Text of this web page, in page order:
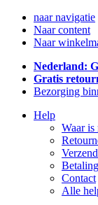
naar navigatie
Naar content
Naar
Nederland:
Gratis
Bezorging
Help
Waar is
Contact
Alle